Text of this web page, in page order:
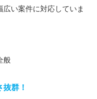
い案件に対応していま
般
群！